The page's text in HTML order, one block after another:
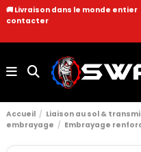
🚚 Livraison dans le monde entier
contacter
Accueil Liaison au sol &
embrayage
Embrayage